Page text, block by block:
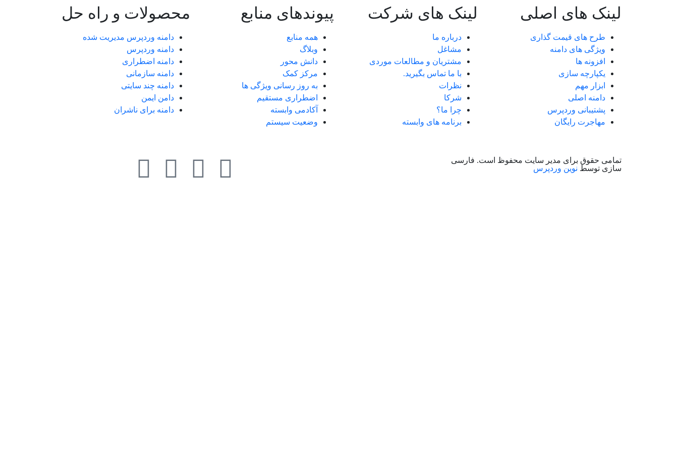
لینک های اصلی
طرح های قیمت گذاری
ویژگی های دامنه
افزونه ها
یکپارچه سازی
ابزار مهم
دامنه اصلی
پشتیبانی وردپرس
مهاجرت رایگان
لینک های شرکت
درباره ما
مشاغل
مشتریان و مطالعات موردی
با ما تماس بگیرید.
نظرات
شرکا
چرا ما؟
برنامه های وابسته
پیوندهای منابع
همه منابع
وبلاگ
دانش محور
مرکز کمک
به روز رسانی ویژگی ها
اضطراری مستقیم
آکادمی وابسته
وضعیت سیستم
محصولات و راه حل
دامنه وردپرس مدیریت شده
دامنه وردپرس
دامنه اضطراری
دامنه سازمانی
دامنه چند سایتی
دامن ایمن
دامنه برای ناشران
تمامی حقوق برای مدیر سایت محفوظ است. فارسی
سازی توسط نوین وردپرس